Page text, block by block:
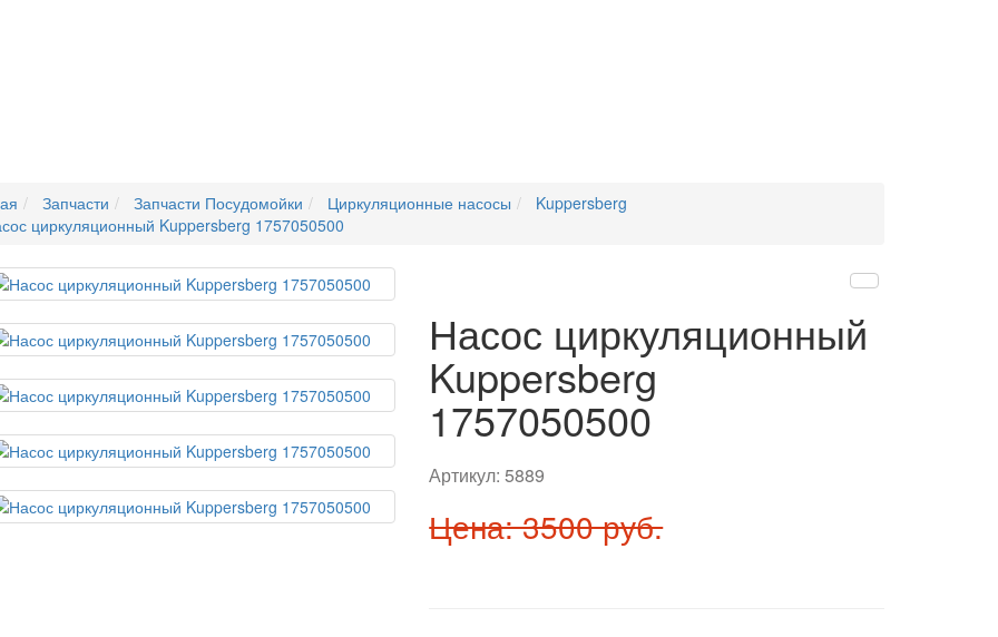
Запчасти Запчасти Посудомойки Циркуляционные насосы
Kuppersberg
циркуляционный Kuppersberg 1757050500
Насос циркуляционный
Kuppersberg
1757050500
Артикул:5889
Цена: 3500 руб.